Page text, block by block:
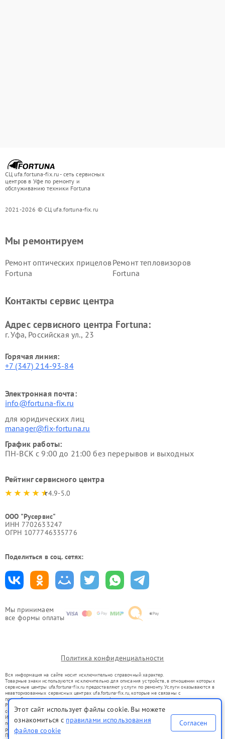
СЦ ufa.fortuna-fix.ru - сеть сервисных
центров в Уфе по ремонту и
обслуживанию техники Fortuna
2021-2026 © СЦ ufa.fortuna-fix.ru
Мы принимаем
все формы оплаты
Мы ремонтируем
Ремонт оптических прицелов
Fortuna
Ремонт тепловизоров
Fortuna
Контакты сервис центра
Адрес сервисного центра Fortuna:
г. Уфа, Российская ул., 23
Горячая линия:
+7 (347) 214-93-84
Электронная почта:
info@fortuna-fix.ru
для юридических лиц
manager@fix-fortuna.ru
График работы:
ПН-ВСК с 9:00 до 21:00 без перерывов и выходных
Рейтинг сервисного центра
4.9-5.0
ООО "Русервис"
ИНН 7702633247
ОГРН 1077746335776
Поделиться в соц. сетях:
Политика конфиденциальности
Вся информация на сайте носит исключительно справочный характер.
Товарные знаки используются исключительно для описания устройств, в отношении которых
сервисные центры ufa.fortuna-fix.ru предоставляют услуги по ремонту. Услуги оказываются в
неавторизованных сервисных центрах ufa.fortuna-fix.ru, которые не связаны с
правообладателями товарных знаков или их официальными представителями.
Ремонт осуществляется для устройств, уже введенных в гражданский оборот в соответствии
со статьей 1487 ГК РФ.
Использование товарных знаков не преследует цели индивидуализации услуг или введения
потребителей в заблуждение, а служит для информирования о предоставляемых услугах по
ремонту техники указанных брендов.
Представленная на сайте информация не является публичной офертой, определяемой
Этот сайт использует файлы cookie. Вы можете
ознакомиться с правилами использования
файлов cookie
Согласен